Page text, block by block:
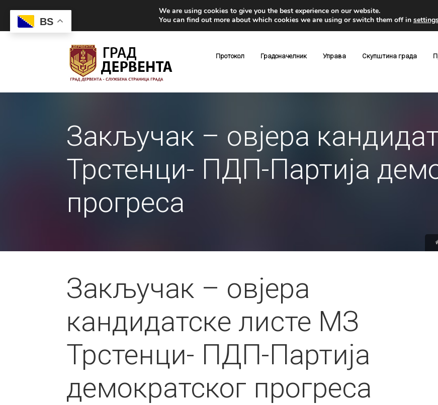
Протокол Градоначелник Управа Скупштина града
Закључак – овјера
Трстенци- ПДП-Партија
прогреса
Закључак – овјера
кандидатске листе МЗ
Трстенци- ПДП-Партија
демократског прогреса
BS
We are using cookies to give you the best experience on our website.
You can find out more about which cookies we are using or switch them off in